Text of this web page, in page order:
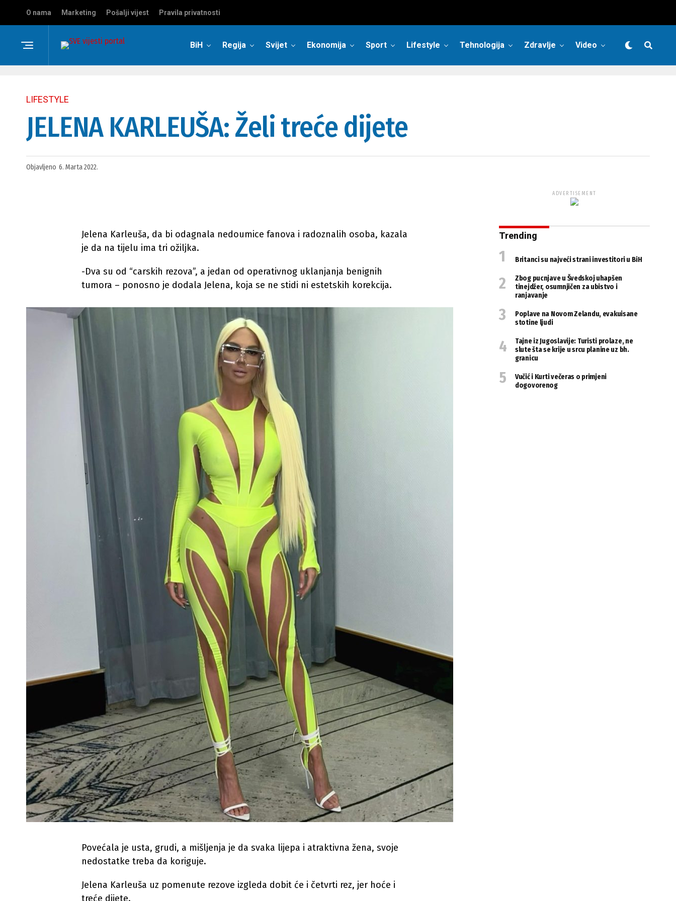
O nama Marketing Pošalji vijest Pravila privatnosti
BiH Regija Svijet Ekonomija Sport Lifestyle Tehnologija Zdravlje Video
LIFESTYLE
JELENA KARLEUŠA: Želi treće dijete
Objavljeno 6. Marta 2022.
Jelena Karleuša, da bi odagnala nedoumice fanova i radoznalih osoba, kazala
je da na tijelu ima tri ožiljka.
-Dva su od “carskih rezova”, a jedan od operativnog uklanjanja benignih
tumora – ponosno je dodala Jelena, koja se ne stidi ni estetskih korekcija.
Povećala je usta, grudi, a mišljenja je da svaka lijepa i atraktivna žena, svoje
nedostatke treba da koriguje.
Jelena Karleuša uz pomenute rezove izgleda dobit će i četvrti rez, jer hoće i
treće dijete.
ADVERTISEMENT
Trending
Britanci su najveći strani investitori u BiH
Zbog pucnjave u Švedskoj uhapšen
tinejdžer, osumnjičen za ubistvo i
ranjavanje
Poplave na Novom Zelandu, evakuisane
stotine ljudi
Tajne iz Jugoslavije: Turisti prolaze, ne
slute šta se krije u srcu planine uz bh.
granicu
Vučić i Kurti večeras o primjeni
dogovorenog